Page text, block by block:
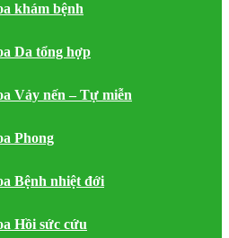
khám bệnh
Da tổng hợp
Vảy nến – Tự miễn
Phong
Bệnh nhiệt đới
Hồi sức cứu